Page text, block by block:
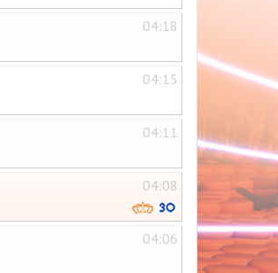
04:18
04:15
04:11
04:08
04:06